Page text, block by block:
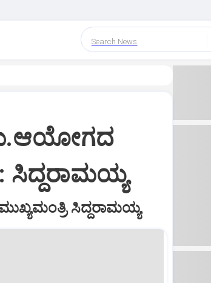
Search News
ಸಿದ್ದರಾಮಯ್ಯ